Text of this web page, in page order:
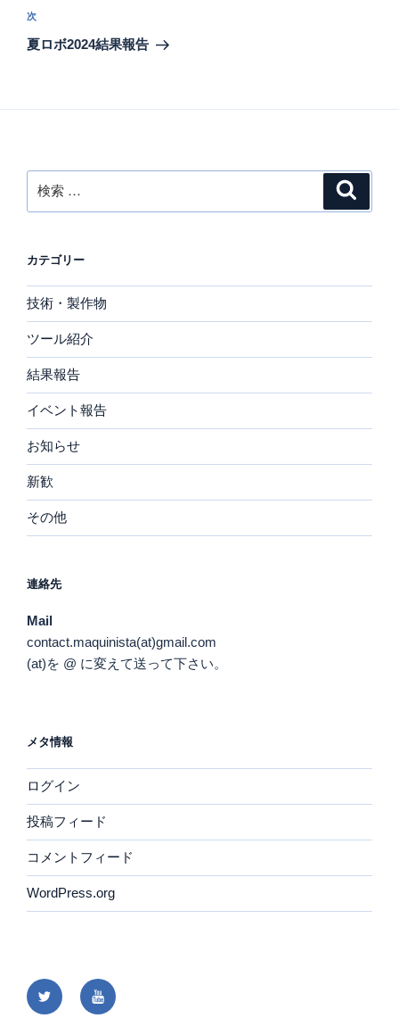
ビ
ゲ
ョ
投
稿
次
の
次
夏ロボ2024結果報告
索:
カテゴリー
技術・製作物
ツール紹介
結果報告
イベント報告
お知らせ
新歓
その他
連絡先
Mail
contact.maquinista(at)gmail.com
(at)を @ に変えて送って下さい。
メタ情報
ログイン
投稿フィード
コメントフィード
WordPress.org
Twitter YouTube